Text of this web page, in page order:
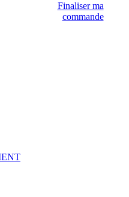
Finaliser ma
commande